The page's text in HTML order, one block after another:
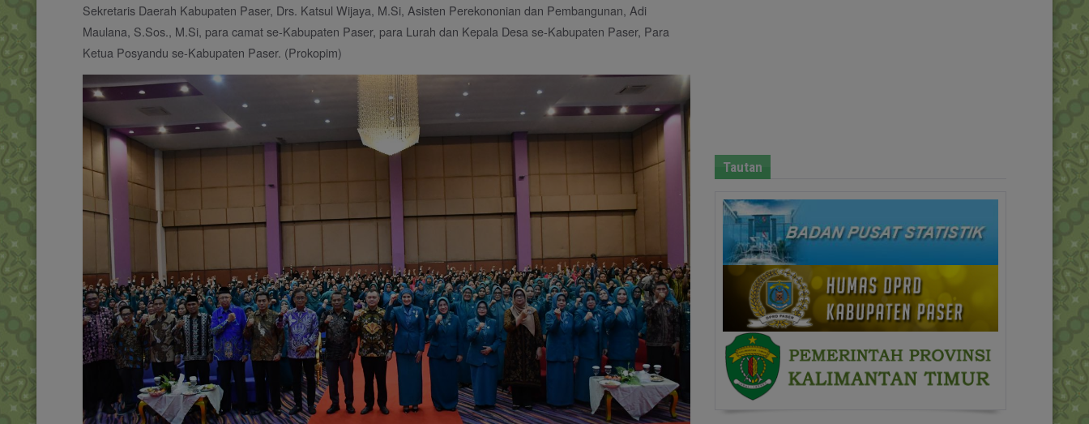
Sekretaris Daerah Kabupaten Paser, Drs. Katsul Wijaya, M.Si, Asisten Perekononian dan Pembangunan, Adi
Maulana, S.Sos., M.Si, para camat se-Kabupaten Paser, para Lurah dan Kepala Desa se-Kabupaten Paser, Para
Ketua Posyandu se-Kabupaten Paser. (Prokopim)
Tautan